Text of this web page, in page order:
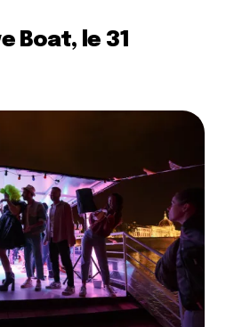
Boat, le 31